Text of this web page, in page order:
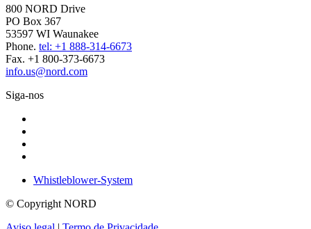
800 NORD Drive
PO Box 367
53597 WI Waunakee
Phone. tel: +1 888-314-6673
Fax. +1 800-373-6673
info.us@nord.com
Siga-nos
Whistleblower-System
© Copyright NORD